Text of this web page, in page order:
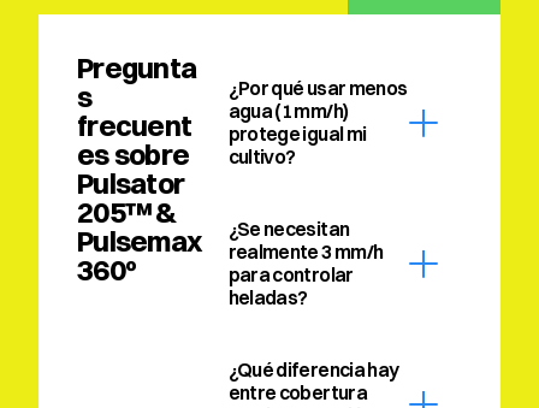
Pregunta
s
frecuent
es sobre
Pulsator
205™ &
Pulsemax
360º
¿Por qué usar menos
agua (1 mm/h)
protege igual mi
cultivo?
¿Se necesitan
realmente 3 mm/h
para controlar
heladas?
¿Qué diferencia hay
entre cobertura